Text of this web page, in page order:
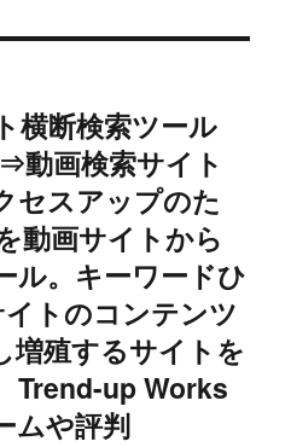
横断検索ツール
動画検索サイト
セスアップのた
動画サイトから
ル。キーワードひ
トのコンテンツ
増殖するサイトを
up Works
ムや評判